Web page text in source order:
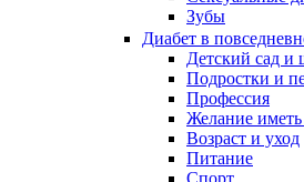
Зубы
Диабет в
Детский сад и
Подростки и
Профессия
Желание иметь
Возраст и уход
Питание
Спорт